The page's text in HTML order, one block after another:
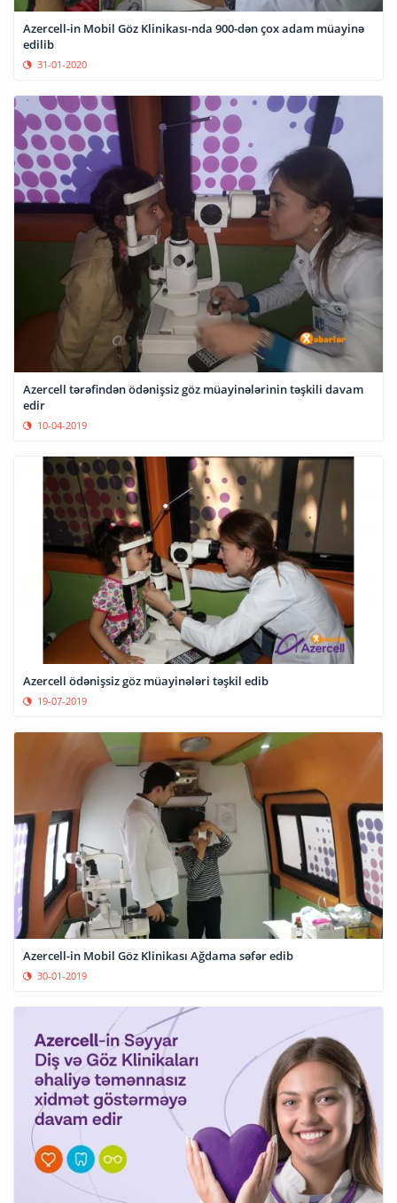
Azercell-in Mobil Göz Klinikası-nda 900-dən çox adam müayinə
edilib
31-01-2020
Azercell tərəfindən ödənişsiz göz müayinələrinin təşkili davam
edir
10-04-2019
Azercell ödənişsiz göz müayinələri təşkil edib
19-07-2019
Azercell-in Mobil Göz Klinikası Ağdama səfər edib
30-01-2019